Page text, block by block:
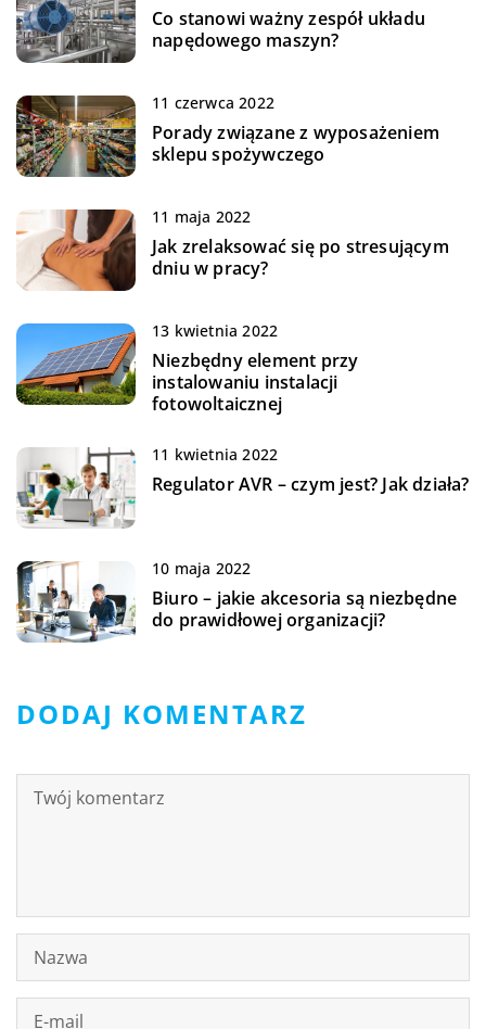
Co stanowi ważny zespół układu
napędowego maszyn?
11 czerwca 2022
Porady związane z wyposażeniem
sklepu spożywczego
11 maja 2022
Jak zrelaksować się po stresującym
dniu w pracy?
13 kwietnia 2022
Niezbędny element przy
instalowaniu instalacji
fotowoltaicznej
11 kwietnia 2022
Regulator AVR – czym jest? Jak działa?
10 maja 2022
Biuro – jakie akcesoria są niezbędne
do prawidłowej organizacji?
DODAJ KOMENTARZ